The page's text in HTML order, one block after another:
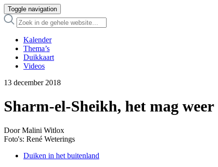
Toggle navigation
Kalender
Thema’s
Duikkaart
Videos
13 december 2018
Sharm-el-Sheikh, het mag weer
Door Malini Witlox
Foto's: René Weterings
Duiken in het buitenland